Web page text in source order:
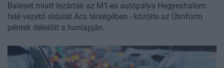
Baleset miatt lezárták az M1-es autópálya Hegyeshalom
felé vezető oldalát Ács térségében - közölte az Útinform
péntek délelőtt a honlapján.